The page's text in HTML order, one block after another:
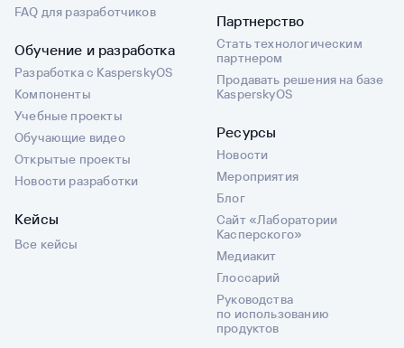
FAQ для разработчиков
Обучение и разработка
Разработка с KasperskyOS
Компоненты
Учебные проекты
Обучающие видео
Открытые проекты
Новости разработки
Кейсы
Все кейсы
Партнерство
Стать технологическим
партнером
Продавать решения на базе
KasperskyOS
Ресурсы
Новости
Мероприятия
Блог
Сайт «Лаборатории
Касперского»
Медиакит
Глоссарий
Руководства
по использованию
продуктов